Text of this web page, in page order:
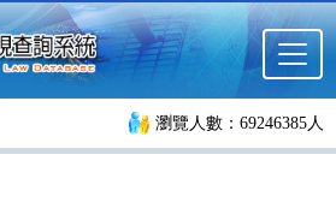
瀏覽人數：69246385人